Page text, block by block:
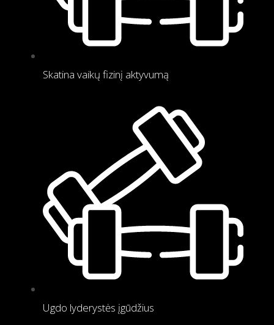
Skatina vaikų fizinį aktyvumą
Ugdo lyderystės įgūdžius